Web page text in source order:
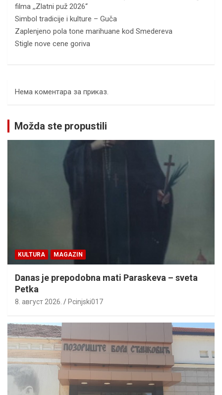
filma ,,Zlatni puž 2026“
Simbol tradicije i kulture – Guča
Zaplenjeno pola tone marihuane kod Smedereva
Stigle nove cene goriva
Нема коментара за приказ.
Možda ste propustili
KULTURA MAGAZIN
Danas je prepodobna mati Paraskeva – sveta
Petka
8. август 2026. Pcinjski017